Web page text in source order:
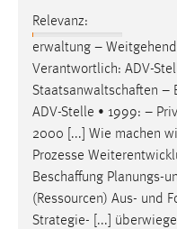
Relevanz:
erwaltung –
Verantwortlich: ADV-
Staatsanwaltschaften –
ADV-Stelle • 1999: –
2000 [...] Wie machen
Prozesse
Beschaffung Planungs-
(Ressourcen) Aus- und
Strategie- [...]
Um Inhalte von
Plattformen
YouTube
Vimeo